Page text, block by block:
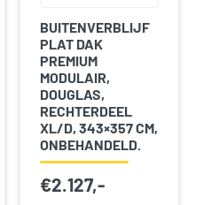
BUITENVERBLIJF
PLAT DAK
PREMIUM
MODULAIR,
DOUGLAS,
RECHTERDEEL
XL/D, 343×357 CM,
ONBEHANDELD.
€2.127,-